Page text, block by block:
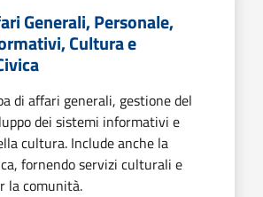
Generali, Personale,
Cultura e
di affari generali, gestione del
dei sistemi informativi e
cultura. Include anche la
fornendo servizi culturali e
la comunità.